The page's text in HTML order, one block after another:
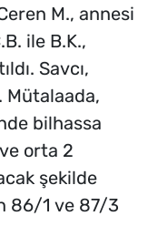
M., annesi
ile B.K.,
Savcı,
Mütalaada,
bilhassa
orta 2
şekilde
86/1 ve 87/3